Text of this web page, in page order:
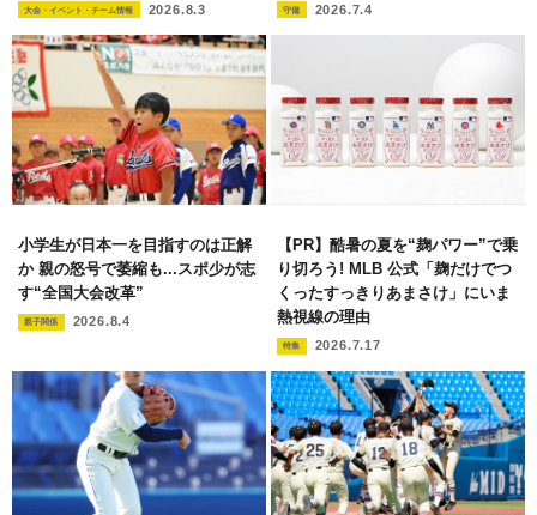
大会・イベント・チーム情報 2026.8.3 守備 2026.7.4
小学生が日本一を目指すのは正解
か 親の怒号で萎縮も...スポ少が志
す“全国大会改革”
親子関係 2026.8.4
【PR】酷暑の夏を“麹パワー”で乗
り切ろう! MLB 公式「麹だけでつ
くったすっきりあまさけ」にいま
熱視線の理由
特集 2026.7.17